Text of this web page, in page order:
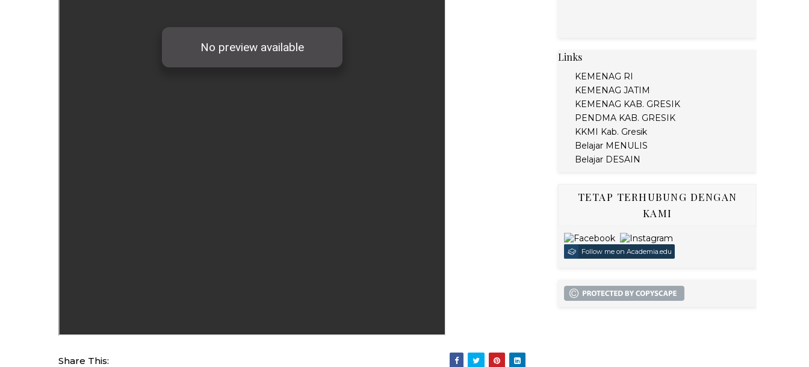
Share This:
Links
KEMENAG RI
KEMENAG JATIM
KEMENAG KAB. GRESIK
PENDMA KAB. GRESIK
KKMI Kab. Gresik
Belajar MENULIS
Belajar DESAIN
TETAP TERHUBUNG DENGAN
KAMI
Follow me on Academia.edu